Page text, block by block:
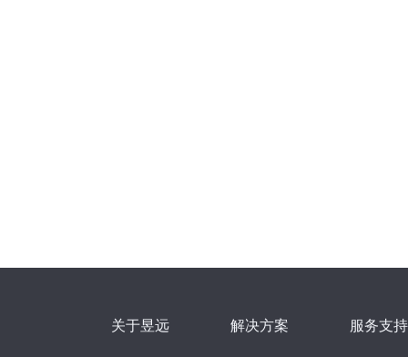
关于昱远 解决方案 服务支持